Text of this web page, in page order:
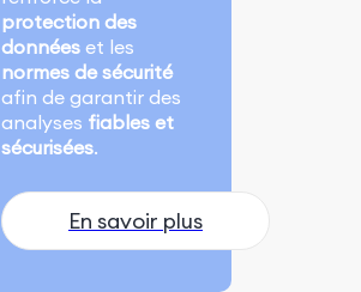
protection des
données et les
normes de sécurité
afin de garantir des
analyses fiables et
sécurisées.
En savoir plus